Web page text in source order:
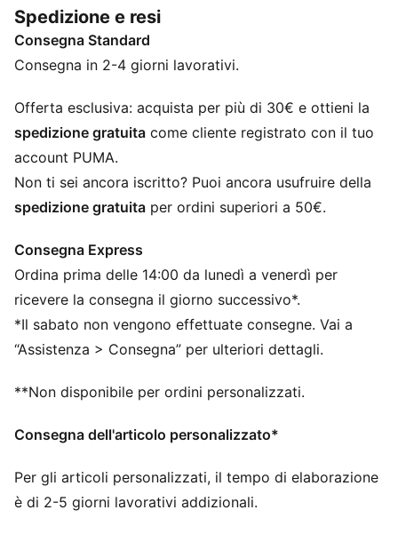
per farti sentire al meglio tutto il giorno.
CARATTERISTICHE + VANTAGGI
Creato con almeno il 50% di materiale riciclato
Cappellino stile trucker
Visiera preformata
Design a 5 pannelli
Logo PUMA Cat stampato
Spedizione e resi
Consegna Standard
Consegna in 2-4 giorni lavorativi.
Offerta esclusiva: acquista per più di 30€ e ottieni la
spedizione gratuita come cliente registrato con il tuo
account PUMA.
Non ti sei ancora iscritto? Puoi ancora usufruire della
spedizione gratuita per ordini superiori a 50€.
Consegna Express
Ordina prima delle 14:00 da lunedì a venerdì per
ricevere la consegna il giorno successivo*.
*Il sabato non vengono effettuate consegne. Vai a
“Assistenza > Consegna” per ulteriori dettagli.
**Non disponibile per ordini personalizzati.
Consegna dell'articolo personalizzato*
Per gli articoli personalizzati, il tempo di elaborazione
è di 2-5 giorni lavorativi addizionali.